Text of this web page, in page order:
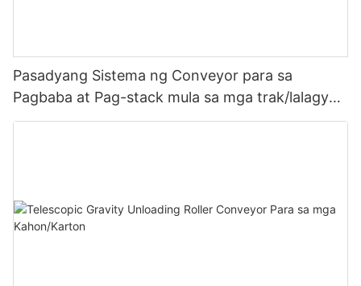
Pasadyang Sistema ng Conveyor para sa
Pagbaba at Pag-stack mula sa mga trak/lalagyan
patungo sa bodega